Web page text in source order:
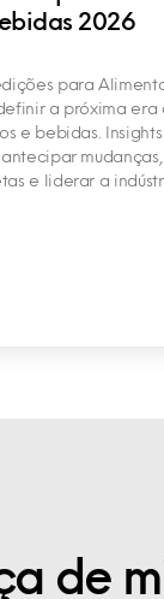
2026
para
a próxima era
e bebidas. Insights
mudanças,
e liderar a
de